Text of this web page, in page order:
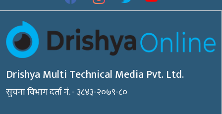
Drishya Multi Technical Media Pvt. Ltd.
सुचना विभाग दर्ता नं. - ३८४३-२०७९-८०